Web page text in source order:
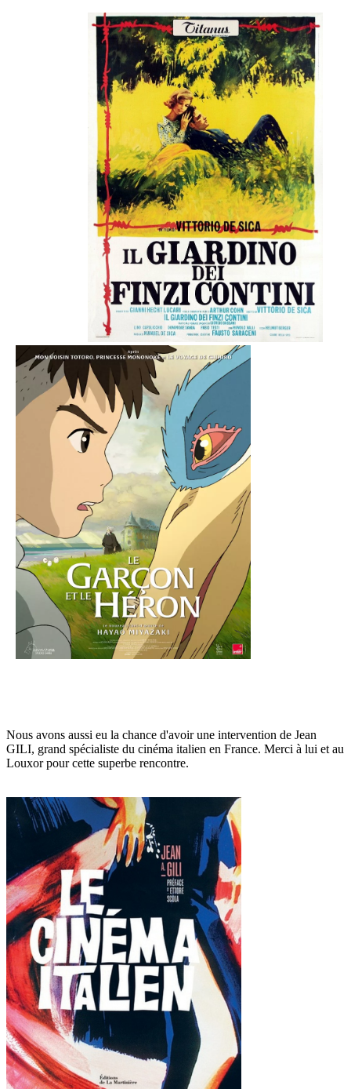
Nous avons aussi eu la chance d'avoir une intervention de Jean
GILI, grand spécialiste du cinéma italien en France. Merci à lui et au
Louxor pour cette superbe rencontre.